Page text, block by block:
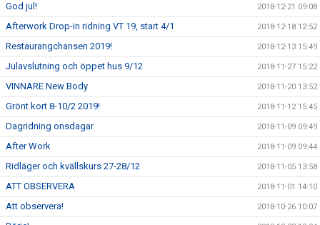
God jul! 2018-12-21 09:08
Afterwork Drop-in ridning VT 19, start 4/1 2018-12-18 12:52
Restaurangchansen 2019! 2018-12-13 15:49
Julavslutning och öppet hus 9/12 2018-11-27 15:22
VINNARE New Body 2018-11-20 13:52
Grönt kort 8-10/2 2019! 2018-11-12 15:45
Dagridning onsdagar 2018-11-09 09:49
After Work 2018-11-09 09:44
Ridläger och kvällskurs 27-28/12 2018-11-05 13:58
ATT OBSERVERA 2018-11-01 14:10
Att observera! 2018-10-26 10:07